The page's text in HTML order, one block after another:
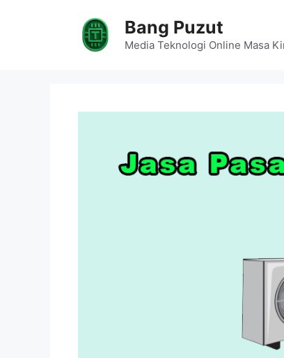
Bang Puzut
Media Teknologi Online Masa